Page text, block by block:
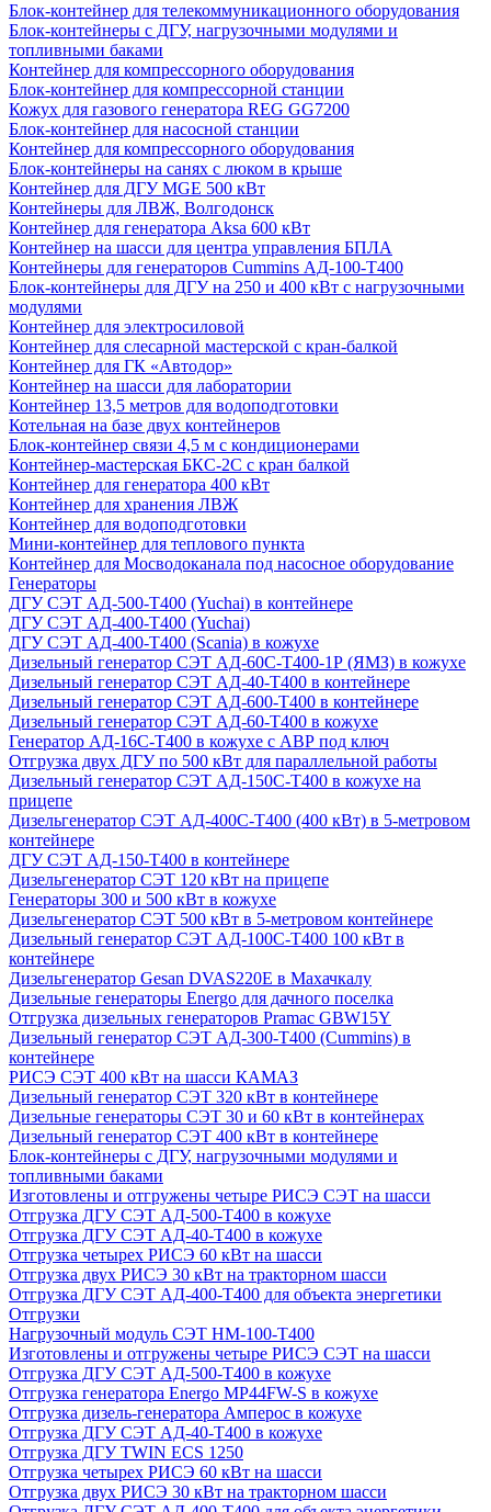
Блок-контейнер для телекоммуникационного оборудования
Блок-контейнеры с ДГУ, нагрузочными модулями и
топливными баками
Контейнер для компрессорного оборудования
Блок-контейнер для компрессорной станции
Кожух для газового генератора REG GG7200
Блок-контейнер для насосной станции
Контейнер для компрессорного оборудования
Блок-контейнеры на санях с люком в крыше
Контейнер для ДГУ MGE 500 кВт
Контейнеры для ЛВЖ, Волгодонск
Контейнер для генератора Aksa 600 кВт
Контейнер на шасси для центра управления БПЛА
Контейнеры для генераторов Cummins АД-100-Т400
Блок-контейнеры для ДГУ на 250 и 400 кВт с нагрузочными
модулями
Контейнер для электросиловой
Контейнер для слесарной мастерской с кран-балкой
Контейнер для ГК «Автодор»
Контейнер на шасси для лаборатории
Контейнер 13,5 метров для водоподготовки
Котельная на базе двух контейнеров
Блок-контейнер связи 4,5 м с кондиционерами
Контейнер-мастерская БКС-2С с кран балкой
Контейнер для генератора 400 кВт
Контейнер для хранения ЛВЖ
Контейнер для водоподготовки
Мини-контейнер для теплового пункта
Контейнер для Мосводоканала под насосное оборудование
Генераторы
ДГУ СЭТ АД-500-Т400 (Yuchai) в контейнере
ДГУ СЭТ АД-400-Т400 (Yuchai)
ДГУ СЭТ АД-400-Т400 (Scania) в кожухе
Дизельный генератор СЭТ АД-60С-Т400-1Р (ЯМЗ) в кожухе
Дизельный генератор СЭТ АД-40-Т400 в контейнере
Дизельный генератор СЭТ АД-600-Т400 в контейнере
Дизельный генератор СЭТ АД-60-Т400 в кожухе
Генератор АД-16С-Т400 в кожухе с АВР под ключ
Отгрузка двух ДГУ по 500 кВт для параллельной работы
Дизельный генератор СЭТ АД-150С-Т400 в кожухе на
прицепе
Дизельгенератор СЭТ АД-400С-Т400 (400 кВт) в 5-метровом
контейнере
ДГУ СЭТ АД-150-Т400 в контейнере
Дизельгенератор СЭТ 120 кВт на прицепе
Генераторы 300 и 500 кВт в кожухе
Дизельгенератор СЭТ 500 кВт в 5-метровом контейнере
Дизельный генератор СЭТ АД-100С-Т400 100 кВт в
контейнере
Дизельгенератор Gesan DVAS220E в Махачкалу
Дизельные генераторы Energo для дачного поселка
Отгрузка дизельных генераторов Pramac GВW15Y
Дизельный генератор СЭТ АД-300-Т400 (Cummins) в
контейнере
РИСЭ СЭТ 400 кВт на шасси КАМАЗ
Дизельный генератор СЭТ 320 кВт в контейнере
Дизельные генераторы СЭТ 30 и 60 кВт в контейнерах
Дизельный генератор СЭТ 400 кВт в контейнере
Блок-контейнеры с ДГУ, нагрузочными модулями и
топливными баками
Изготовлены и отгружены четыре РИСЭ СЭТ на шасси
Отгрузка ДГУ СЭТ АД-500-Т400 в кожухе
Отгрузка ДГУ СЭТ АД-40-Т400 в кожухе
Отгрузка четырех РИСЭ 60 кВт на шасси
Отгрузка двух РИСЭ 30 кВт на тракторном шасси
Отгрузка ДГУ СЭТ АД-400-Т400 для объекта энергетики
Отгрузки
Нагрузочный модуль СЭТ НМ-100-Т400
Изготовлены и отгружены четыре РИСЭ СЭТ на шасси
Отгрузка ДГУ СЭТ АД-500-Т400 в кожухе
Отгрузка генератора Energo MP44FW-S в кожухе
Отгрузка дизель-генератора Амперос в кожухе
Отгрузка ДГУ СЭТ АД-40-Т400 в кожухе
Отгрузка ДГУ TWIN ECS 1250
Отгрузка четырех РИСЭ 60 кВт на шасси
Отгрузка двух РИСЭ 30 кВт на тракторном шасси